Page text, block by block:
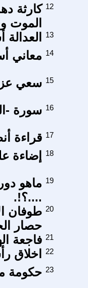
كارثة
الموت
12
13
معاني 14
سعي 15
سورة -الفيل 105- بين السردية 16
قراءة 17
إضاءة 18
ماهو
....؟!.
19
حصار
20
فاجعة 21
اخلاق 22
حكومة 23